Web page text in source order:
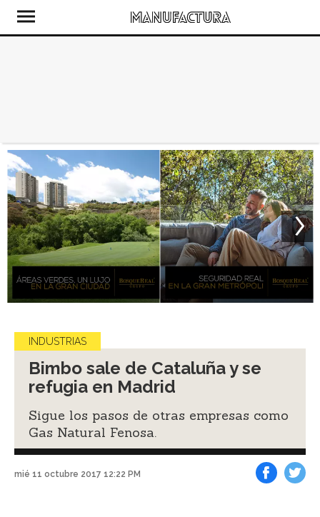
INDUSTRIAS
Bimbo sale de Cataluña y se
refugia en Madrid
Sigue los pasos de otras empresas como
Gas Natural Fenosa.
mié 11 octubre 2017 12:22 PM